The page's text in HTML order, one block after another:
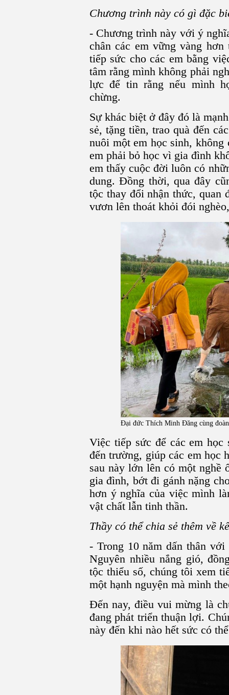
Chương trình này có gì đặc
- Chương trình này với ý
chân các em vững vàng
tiếp sức cho các em bằng
tâm rằng mình không phải
lực để tin rằng nếu mình
chừng.
Sự khác biệt ở đây đó là
sẻ, tặng tiền, trao quà đến
nuôi một em học sinh,
em phải bỏ học vì gia đình
em thấy cuộc đời luôn có
dung. Đồng thời, qua đây
tộc thay đổi nhận thức, quan
vươn lên thoát khỏi đói
Đại đức Thích Minh Đăng cùng
Việc tiếp sức để các em học
đến trường, giúp các em học
sau này lớn lên có một nghề
gia đình, bớt đi gánh nặng
hơn ý nghĩa của việc mình
vật chất lẫn tinh thần.
Thầy có thể chia sẻ thêm về
- Trong 10 năm dấn thân
Nguyên nhiều nắng gió,
tộc thiểu số, chúng tôi xem
một hạnh nguyện mà mình
Đến nay, điều vui mừng là
đang phát triển thuận lợi.
này đến khi nào hết sức có